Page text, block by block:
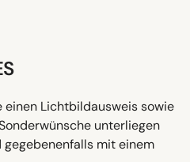
einen Lichtbildausweis sowie
unterliegen
mit einem